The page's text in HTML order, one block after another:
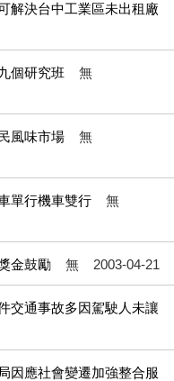
解決台中工業區未出租廠
個研究班
無
風味市場
無
單行機車雙行
無
金鼓勵 無 2003-04-21
交通事故多因駕駛人未讓
應社會變遷加強整合服